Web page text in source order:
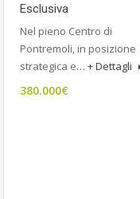
Esclusiva
Nel pieno Centro di
Pontremoli, in posizione
strategica e… + Dettagli
380.000€